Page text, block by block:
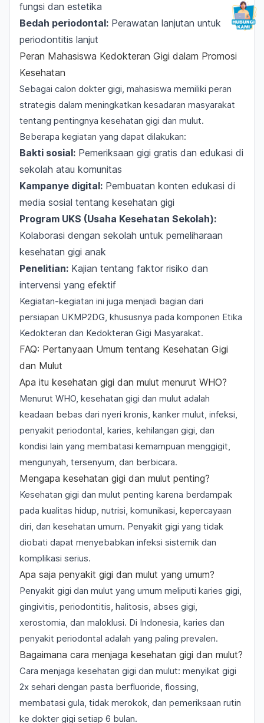
fungsi dan estetika
Bedah periodontal: Perawatan lanjutan untuk
periodontitis lanjut
Peran Mahasiswa Kedokteran Gigi dalam Promosi
Kesehatan
Sebagai calon dokter gigi, mahasiswa memiliki peran
strategis dalam meningkatkan kesadaran masyarakat
tentang pentingnya kesehatan gigi dan mulut.
Beberapa kegiatan yang dapat dilakukan:
Bakti sosial: Pemeriksaan gigi gratis dan edukasi di
sekolah atau komunitas
Kampanye digital: Pembuatan konten edukasi di
media sosial tentang kesehatan gigi
Program UKS (Usaha Kesehatan Sekolah):
Kolaborasi dengan sekolah untuk pemeliharaan
kesehatan gigi anak
Penelitian: Kajian tentang faktor risiko dan
intervensi yang efektif
Kegiatan-kegiatan ini juga menjadi bagian dari
persiapan UKMP2DG, khususnya pada komponen Etika
Kedokteran dan Kedokteran Gigi Masyarakat.
FAQ: Pertanyaan Umum tentang Kesehatan Gigi
dan Mulut
Apa itu kesehatan gigi dan mulut menurut WHO?
Menurut WHO, kesehatan gigi dan mulut adalah
keadaan bebas dari nyeri kronis, kanker mulut, infeksi,
penyakit periodontal, karies, kehilangan gigi, dan
kondisi lain yang membatasi kemampuan menggigit,
mengunyah, tersenyum, dan berbicara.
Mengapa kesehatan gigi dan mulut penting?
Kesehatan gigi dan mulut penting karena berdampak
pada kualitas hidup, nutrisi, komunikasi, kepercayaan
diri, dan kesehatan umum. Penyakit gigi yang tidak
diobati dapat menyebabkan infeksi sistemik dan
komplikasi serius.
Apa saja penyakit gigi dan mulut yang umum?
Penyakit gigi dan mulut yang umum meliputi karies gigi,
gingivitis, periodontitis, halitosis, abses gigi,
xerostomia, dan maloklusi. Di Indonesia, karies dan
penyakit periodontal adalah yang paling prevalen.
Bagaimana cara menjaga kesehatan gigi dan mulut?
Cara menjaga kesehatan gigi dan mulut: menyikat gigi
2x sehari dengan pasta berfluoride, flossing,
membatasi gula, tidak merokok, dan pemeriksaan rutin
ke dokter gigi setiap 6 bulan.